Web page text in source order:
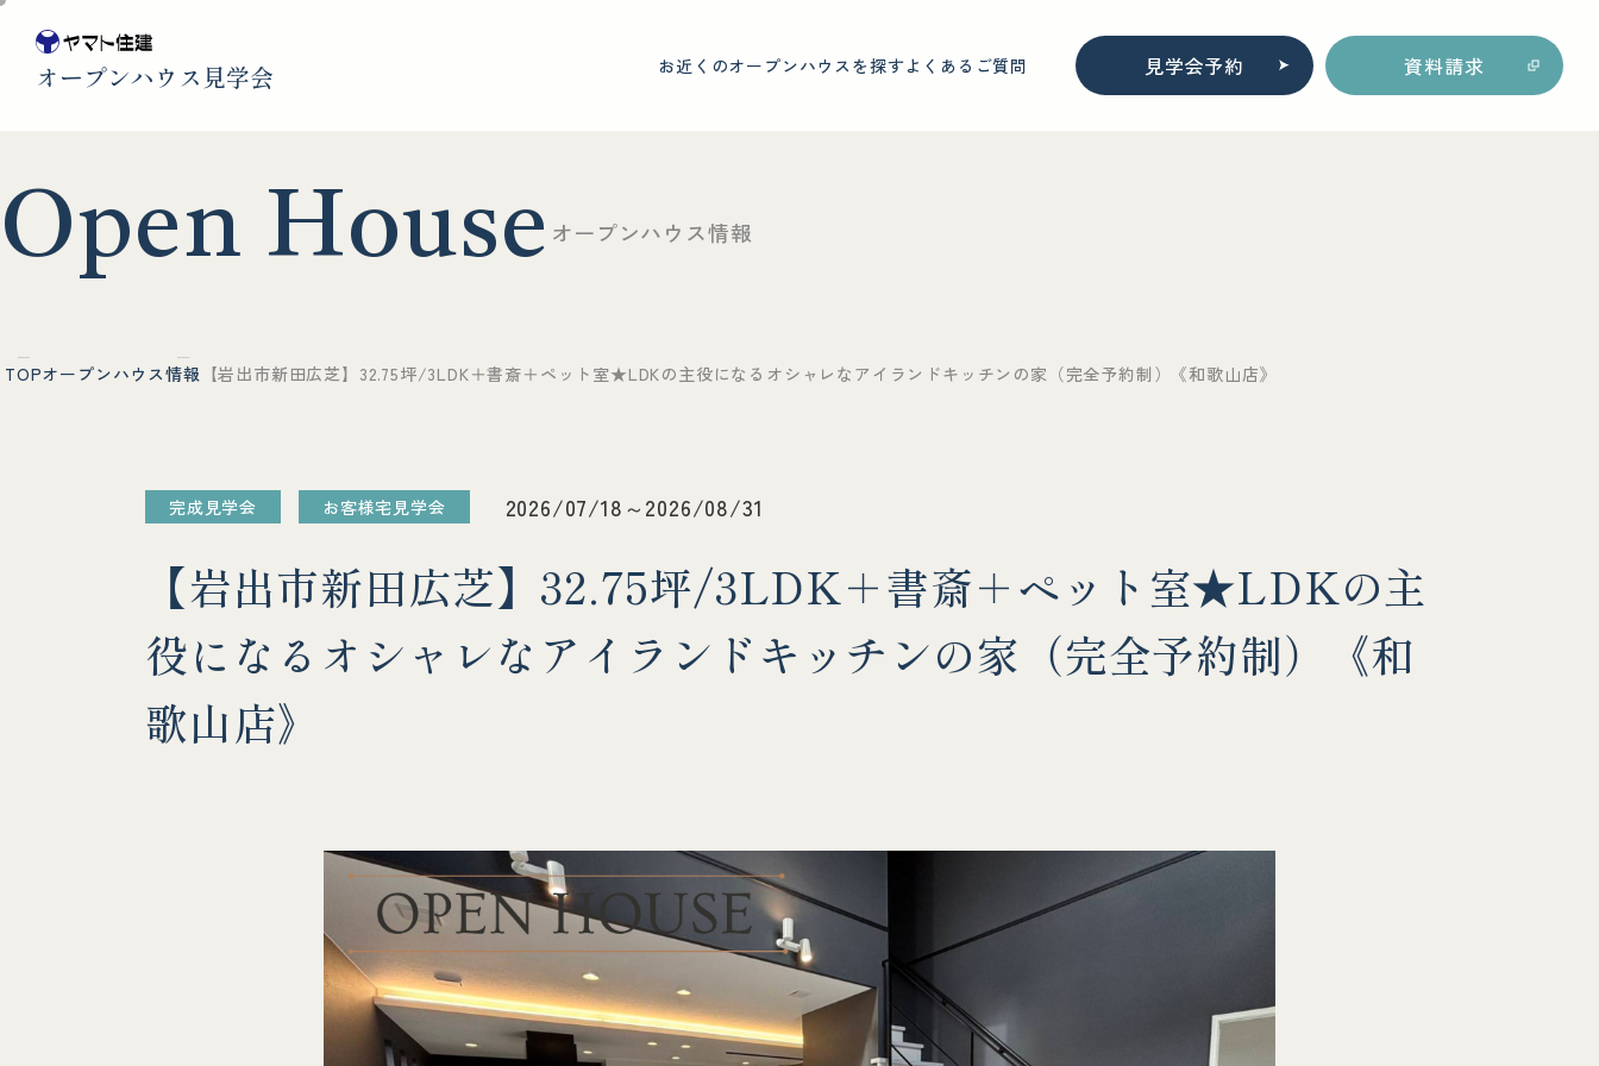
オープンハウス見学会 見学会予約 資料請求
お近くのオープンハウスを探すよくあるご質問
Open House オープンハウ ス情報
TOPオープンハウス情報 【岩出市新田広芝】32.75坪/3LDK＋書斎＋ペット室★LDKの主役になるオシャレなアイランドキッチンの家（完全予約制）《和歌山店》
完成見学会 お客様宅見学会 2026/07/18～2026/08/31
【岩出市新田広芝】32.75坪/3LDK＋書斎＋ペット室★LDKの主
役になるオシャレなアイランドキッチンの家（完全予約制）《和
歌山店》